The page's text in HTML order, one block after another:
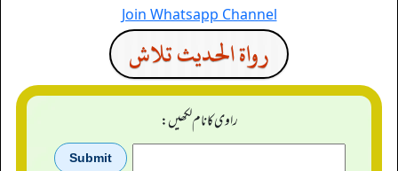
Join Whatsapp Channel
رواة الحديث تلاش
راوی کا نام لکھیں: